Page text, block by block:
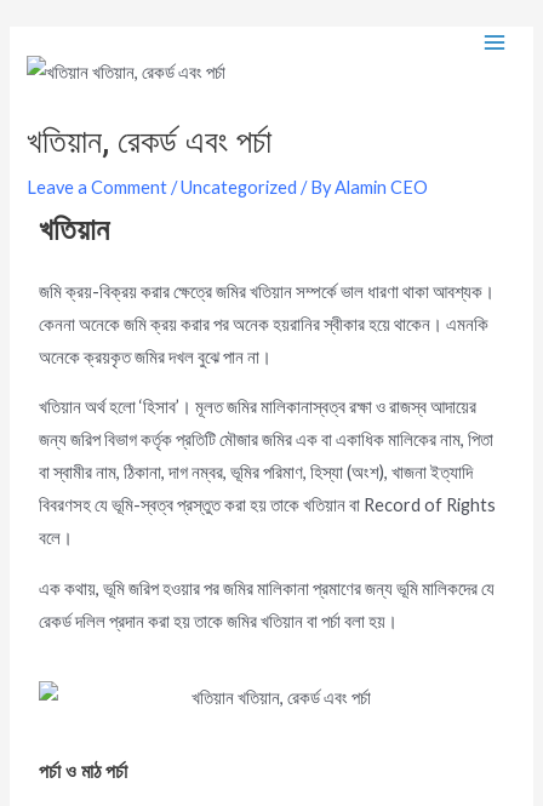
খতিয়ান, রেকর্ড এবং পর্চা
Leave a Comment /Uncategorized / ByAlamin CEO
খতিয়ান
জমি ক্রয়-বিক্রয় করার ক্ষেত্রে জমির খতিয়ান সম্পর্কে ভাল ধারণা থাকা আবশ্যক।
কেননা অনেকে জমি ক্রয় করার পর অনেক হয়রানির স্বীকার হয়ে থাকেন। এমনকি
অনেকে ক্রয়কৃত জমির দখল বুঝে পান না।
খতিয়ান অর্থ হলো ‘হিসাব’। মূলত জমির মালিকানাস্বত্ব রক্ষা ও রাজস্ব আদায়ের
জন্য জরিপ বিভাগ কর্তৃক প্রতিটি মৌজার জমির এক বা একাধিক মালিকের নাম, পিতা
বা স্বামীর নাম, ঠিকানা, দাগ নম্বর, ভূমির পরিমাণ, হিস্যা (অংশ), খাজনা ইত্যাদি
বিবরণসহ যে ভূমি-স্বত্ব প্রস্তুত করা হয় তাকে খতিয়ান বা Record of Rights
বলে।
এক কথায়, ভূমি জরিপ হওয়ার পর জমির মালিকানা প্রমাণের জন্য ভূমি মালিকদের যে
রেকর্ড দলিল প্রদান করা হয় তাকে জমির খতিয়ান বা পর্চা বলা হয়।
পর্চা ও মাঠ পর্চা